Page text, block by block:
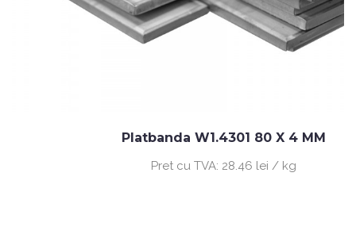
Platbanda W1.4301 80 X 4 MM
Pret cu TVA:28.46 lei / kg